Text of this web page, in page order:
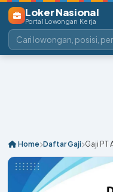
Loker Nasional
Portal Lowongan Kerja
Home Daftar Gaji Gaji PT